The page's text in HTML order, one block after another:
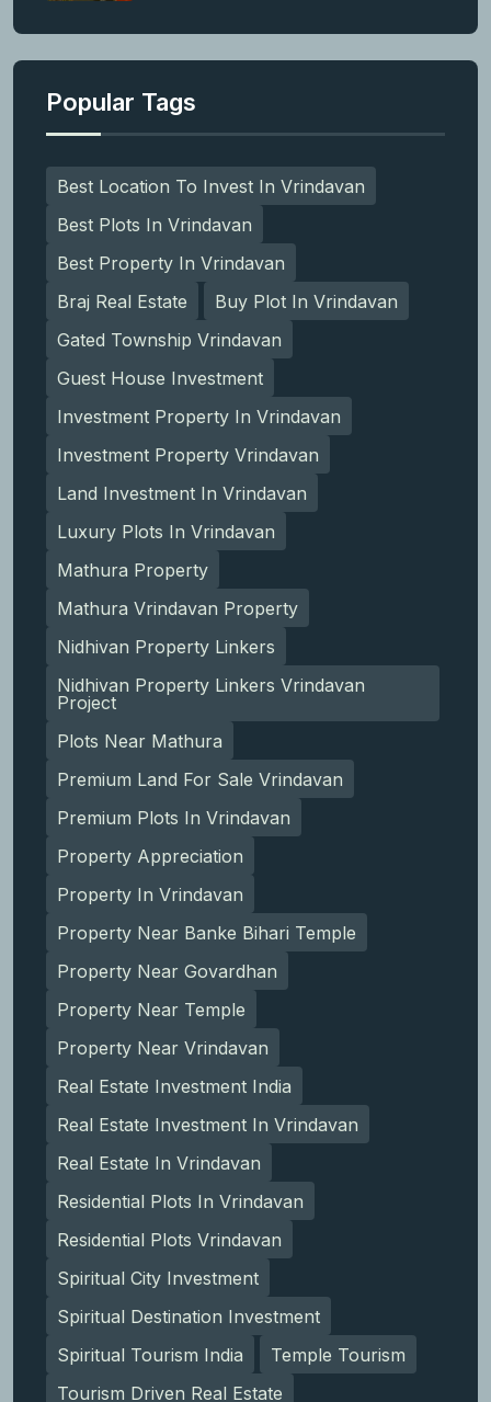
Popular Tags
Best Location To Invest In Vrindavan
Best Plots In Vrindavan
Best Property In Vrindavan
Braj Real Estate
Buy Plot In Vrindavan
Gated Township Vrindavan
Guest House Investment
Investment Property In Vrindavan
Investment Property Vrindavan
Land Investment In Vrindavan
Luxury Plots In Vrindavan
Mathura Property
Mathura Vrindavan Property
Nidhivan Property Linkers
Nidhivan Property Linkers Vrindavan
Project
Plots Near Mathura
Premium Land For Sale Vrindavan
Premium Plots In Vrindavan
Property Appreciation
Property In Vrindavan
Property Near Banke Bihari Temple
Property Near Govardhan
Property Near Temple
Property Near Vrindavan
Real Estate Investment India
Real Estate Investment In Vrindavan
Real Estate In Vrindavan
Residential Plots In Vrindavan
Residential Plots Vrindavan
Spiritual City Investment
Spiritual Destination Investment
Spiritual Tourism India
Temple Tourism
Tourism Driven Real Estate